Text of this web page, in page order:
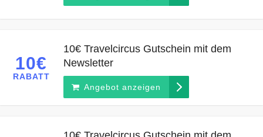
10€
RABATT
10€ Travelcircus Gutschein mit dem
Newsletter
Angebot anzeigen